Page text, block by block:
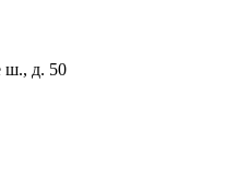
ш., д. 50